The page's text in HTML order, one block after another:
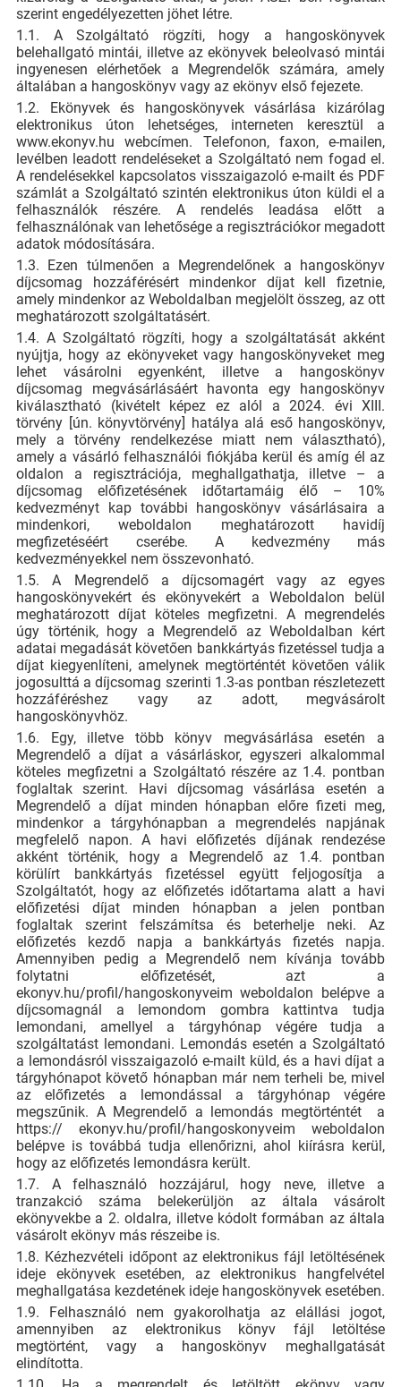
szerint engedélyezetten jöhet létre.
1.1. A Szolgáltató rögzíti, hogy a hangoskönyvek
belehallgató mintái, illetve az ekönyvek beleolvasó mintái
ingyenesen elérhetőek a Megrendelők számára, amely
általában a hangoskönyv vagy az ekönyv első fejezete.
1.2. Ekönyvek és hangoskönyvek vásárlása kizárólag
elektronikus úton lehetséges, interneten keresztül a
www.ekonyv.hu webcímen. Telefonon, faxon, e-mailen,
levélben leadott rendeléseket a Szolgáltató nem fogad el.
A rendelésekkel kapcsolatos visszaigazoló e-mailt és PDF
számlát a Szolgáltató szintén elektronikus úton küldi el a
felhasználók részére. A rendelés leadása előtt a
felhasználónak van lehetősége a regisztrációkor megadott
adatok módosítására.
1.3. Ezen túlmenően a Megrendelőnek a hangoskönyv
díjcsomag hozzáférésért mindenkor díjat kell fizetnie,
amely mindenkor az Weboldalban megjelölt összeg, az ott
meghatározott szolgáltatásért.
1.4. A Szolgáltató rögzíti, hogy a szolgáltatását akként
nyújtja, hogy az ekönyveket vagy hangoskönyveket meg
lehet vásárolni egyenként, illetve a hangoskönyv
díjcsomag megvásárlásáért havonta egy hangoskönyv
kiválasztható (kivételt képez ez alól a 2024. évi XIII.
törvény [ún. könyvtörvény] hatálya alá eső hangoskönyv,
mely a törvény rendelkezése miatt nem választható),
amely a vásárló felhasználói fiókjába kerül és amíg él az
oldalon a regisztrációja, meghallgathatja, illetve – a
díjcsomag előfizetésének időtartamáig élő – 10%
kedvezményt kap további hangoskönyv vásárlásaira a
mindenkori, weboldalon meghatározott havidíj
megfizetéséért cserébe. A kedvezmény más
kedvezményekkel nem összevonható.
1.5. A Megrendelő a díjcsomagért vagy az egyes
hangoskönyvekért és ekönyvekért a Weboldalon belül
meghatározott díjat köteles megfizetni. A megrendelés
úgy történik, hogy a Megrendelő az Weboldalban kért
adatai megadását követően bankkártyás fizetéssel tudja a
díjat kiegyenlíteni, amelynek megtörténtét követően válik
jogosulttá a díjcsomag szerinti 1.3-as pontban részletezett
hozzáféréshez vagy az adott, megvásárolt
hangoskönyvhöz.
1.6. Egy, illetve több könyv megvásárlása esetén a
Megrendelő a díjat a vásárláskor, egyszeri alkalommal
köteles megfizetni a Szolgáltató részére az 1.4. pontban
foglaltak szerint. Havi díjcsomag vásárlása esetén a
Megrendelő a díjat minden hónapban előre fizeti meg,
mindenkor a tárgyhónapban a megrendelés napjának
megfelelő napon. A havi előfizetés díjának rendezése
akként történik, hogy a Megrendelő az 1.4. pontban
körülírt bankkártyás fizetéssel együtt feljogosítja a
Szolgáltatót, hogy az előfizetés időtartama alatt a havi
előfizetési díjat minden hónapban a jelen pontban
foglaltak szerint felszámítsa és beterhelje neki. Az
előfizetés kezdő napja a bankkártyás fizetés napja.
Amennyiben pedig a Megrendelő nem kívánja tovább
folytatni előfizetését, azt a
ekonyv.hu/profil/hangoskonyveim weboldalon belépve a
díjcsomagnál a lemondom gombra kattintva tudja
lemondani, amellyel a tárgyhónap végére tudja a
szolgáltatást lemondani. Lemondás esetén a Szolgáltató
a lemondásról visszaigazoló e-mailt küld, és a havi díjat a
tárgyhónapot követő hónapban már nem terheli be, mivel
az előfizetés a lemondással a tárgyhónap végére
megszűnik. A Megrendelő a lemondás megtörténtét a
https:// ekonyv.hu/profil/hangoskonyveim weboldalon
belépve is továbbá tudja ellenőrizni, ahol kiírásra kerül,
hogy az előfizetés lemondásra került.
1.7. A felhasználó hozzájárul, hogy neve, illetve a
tranzakció száma belekerüljön az általa vásárolt
ekönyvekbe a 2. oldalra, illetve kódolt formában az általa
vásárolt ekönyv más részeibe is.
1.8. Kézhezvételi időpont az elektronikus fájl letöltésének
ideje ekönyvek esetében, az elektronikus hangfelvétel
meghallgatása kezdetének ideje hangoskönyvek esetében.
1.9. Felhasználó nem gyakorolhatja az elállási jogot,
amennyiben az elektronikus könyv fájl letöltése
megtörtént, vagy a hangoskönyv meghallgatását
elindította.